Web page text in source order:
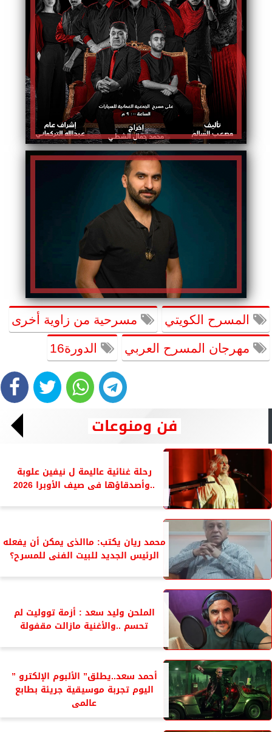
المسرح الكويتي مسرحية من زاوية أخرى
مهرجان المسرح العربي الدورة16
فن ومنوعات
رحلة غنائية عاليمة ل نيفين علوبة
..وأصدقاؤها فى صيف الأوبرا 2026
محمد ريان يكتب: ماالذى يمكن أن يفعله
الرئيس الجديد للبيت الفنى للمسرح؟
الملحن وليد سعد : أزمة تووليت لم
تحسم ..والأغنية مازالت مقفولة
أحمد سعد..يطلق” الألبوم الإلكترو ”
اليوم تجربة موسيقية جريئة بطابع
عالمى